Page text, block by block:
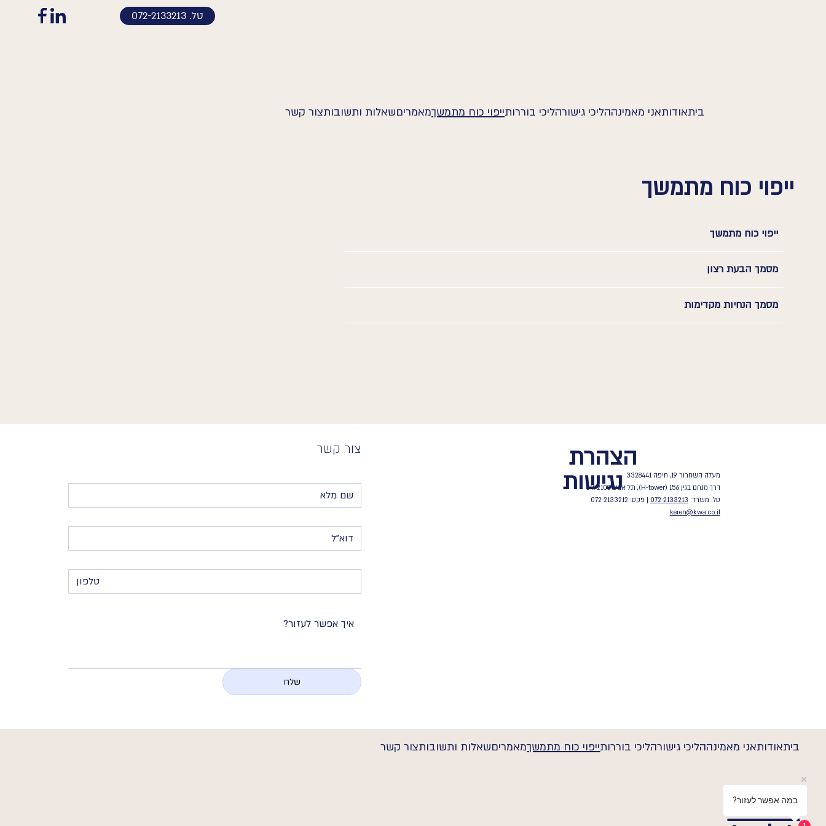
ביתאודותאני מאמינההליכי גישורהליכי בוררותייפוי כוח מתמשךמאמריםשאלות ותשובותצור קשר
טל. 072-2133213
ייפוי כוח מתמשך
מסמך הבעת רצון
מסמך הנחיות מקדימות
ייפוי כוח מתמשך
נגישות
מעלה השחרור 19, חיפה 3328441
דרך מנחם בגין 156 (H-tower), תל אביב 6492108
טל. משרד: 072-2133213 | פקס: 072-2133212
keren@kwa.co.il
צור קשר
שלח
ביתאודותאני מאמינההליכי גישורהליכי בוררותייפוי כוח מתמשךמאמריםשאלות ותשובותצור קשר
Studio
?במה אפשר לעזור